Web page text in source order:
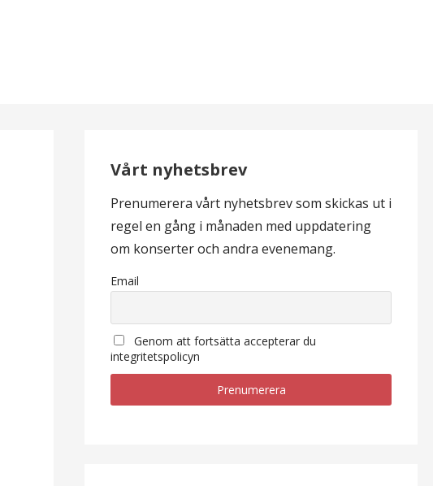
Vårt nyhetsbrev
Prenumerera vårt nyhetsbrev som skickas ut i
regel en gång i månaden med uppdatering
om konserter och andra evenemang.
Email
Genom att fortsätta accepterar du
integritetspolicyn